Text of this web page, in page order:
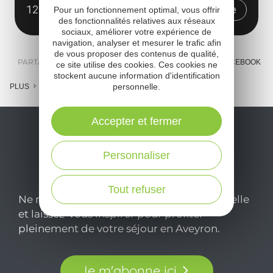
12600 Lacroix-Barrez
Obtenir l'itinéraire
PARTAGER : E-MAIL MESSENGER FACEBOOK
PLUS
Ne manquez pas notre newsletter mensuelle
et laissez-vous inspirer pour profiter
pleinement de votre séjour en Aveyron.
Pour un fonctionnement optimal, vous offrir
des fonctionnalités relatives aux réseaux
sociaux, améliorer votre expérience de
navigation, analyser et mesurer le trafic afin
de vous proposer des contenus de qualité,
ce site utilise des cookies. Ces cookies ne
stockent aucune information d'identification
personnelle.
Tout refuser
Personnaliser
Accepter et fermer